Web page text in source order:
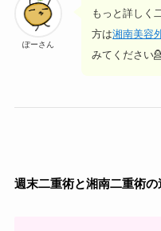
ぽーさん
もっと詳しく
方は湘南美容
みてください
週末二重術と湘南二重術の